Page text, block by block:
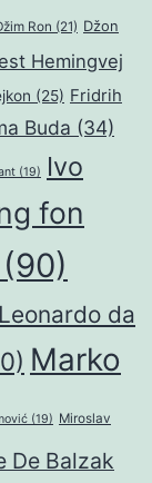
Ron (21) Džon
Hemingvej
(25) Fridrih
Buda (34)
(19)
Ivo
fon
(90)
Leonardo da
Marko
(19) Miroslav
De Balzak